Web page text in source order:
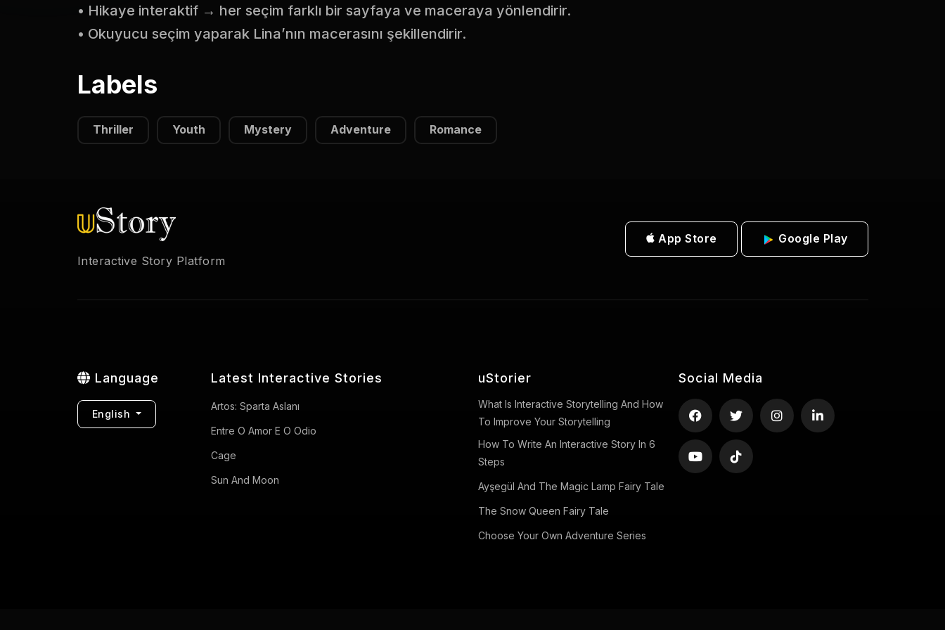
• Hikaye interaktif → her seçim farklı bir sayfaya ve maceraya yönlendirir.
• Okuyucu seçim yaparak Lina’nın macerasını şekillendirir.
Labels
Thriller Youth Mystery Adventure Romance
Interactive Story Platform
App Store Google Play
Language
English
Latest Interactive Stories
Artos: Sparta Aslanı
Entre O Amor E O Odio
Cage
Sun And Moon
uStorier
What Is Interactive Storytelling And How
To Improve Your Storytelling
How To Write An Interactive Story In 6
Steps
Ayşegül And The Magic Lamp Fairy Tale
The Snow Queen Fairy Tale
Choose Your Own Adventure Series
Social Media